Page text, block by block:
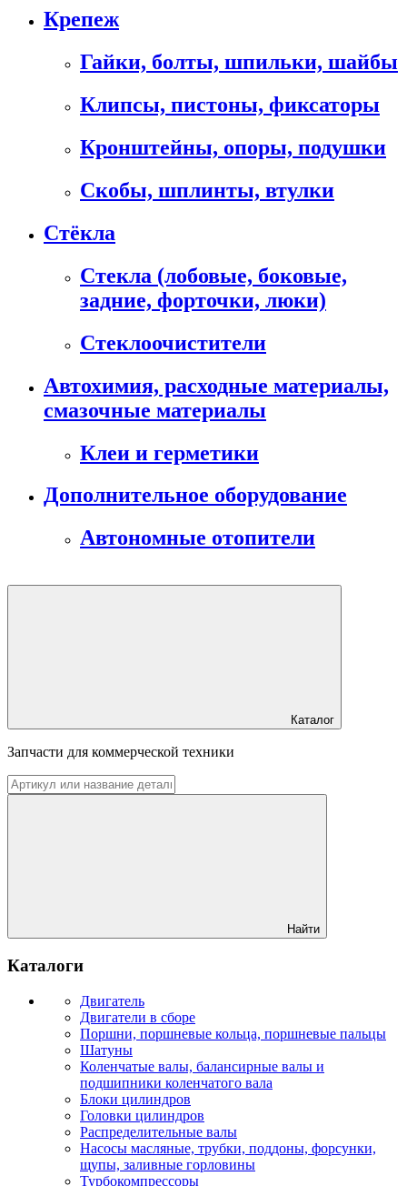
Крепеж
Гайки, болты, шпильки, шайбы
Клипсы, пистоны, фиксаторы
Кронштейны, опоры, подушки
Скобы, шплинты, втулки
Стёкла
Стекла (лобовые, боковые,
задние, форточки, люки)
Стеклоочистители
Автохимия, расходные материалы,
смазочные материалы
Клеи и герметики
Дополнительное оборудование
Автономные отопители
Каталог
Запчасти для коммерческой техники
Найти
Каталоги
Двигатель
Двигатели в сборе
Поршни, поршневые кольца, поршневые пальцы
Шатуны
Коленчатые валы, балансирные валы и
подшипники коленчатого вала
Блоки цилиндров
Головки цилиндров
Распределительные валы
Насосы масляные, трубки, поддоны, форсунки,
щупы, заливные горловины
Турбокомпрессоры